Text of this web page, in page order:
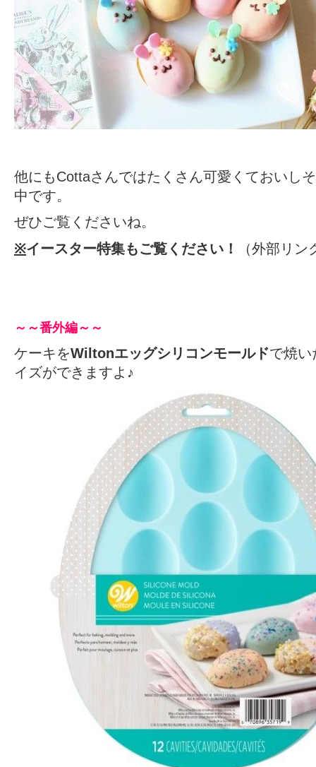
他にもCottaさんではたくさん可愛くておいし
中です。
ぜひご覧くださいね。
※イースター特集もご覧ください！ （外部リン
～～番外編～～
ケーキをWiltonエッグシリコンモールドで焼い
イズができますよ♪